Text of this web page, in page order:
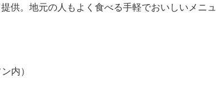
供。地元の人もよく食べる手軽でおいしいメニュ
内）